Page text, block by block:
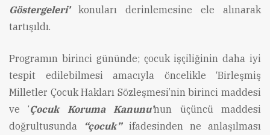
Göstergeleri’konuları derinlemesine ele alınarak
tartışıldı.
Programın birinci gününde; çocuk işçiliğinin daha iyi
tespit edilebilmesi amacıyla öncelikle ‘Birleşmiş
Milletler Çocuk Hakları Sözleşmesi’nin birinci maddesi
ve ‘Çocuk Koruma Kanunu’nun üçüncü maddesi
doğrultusunda “çocuk”ifadesinden ne anlaşılması